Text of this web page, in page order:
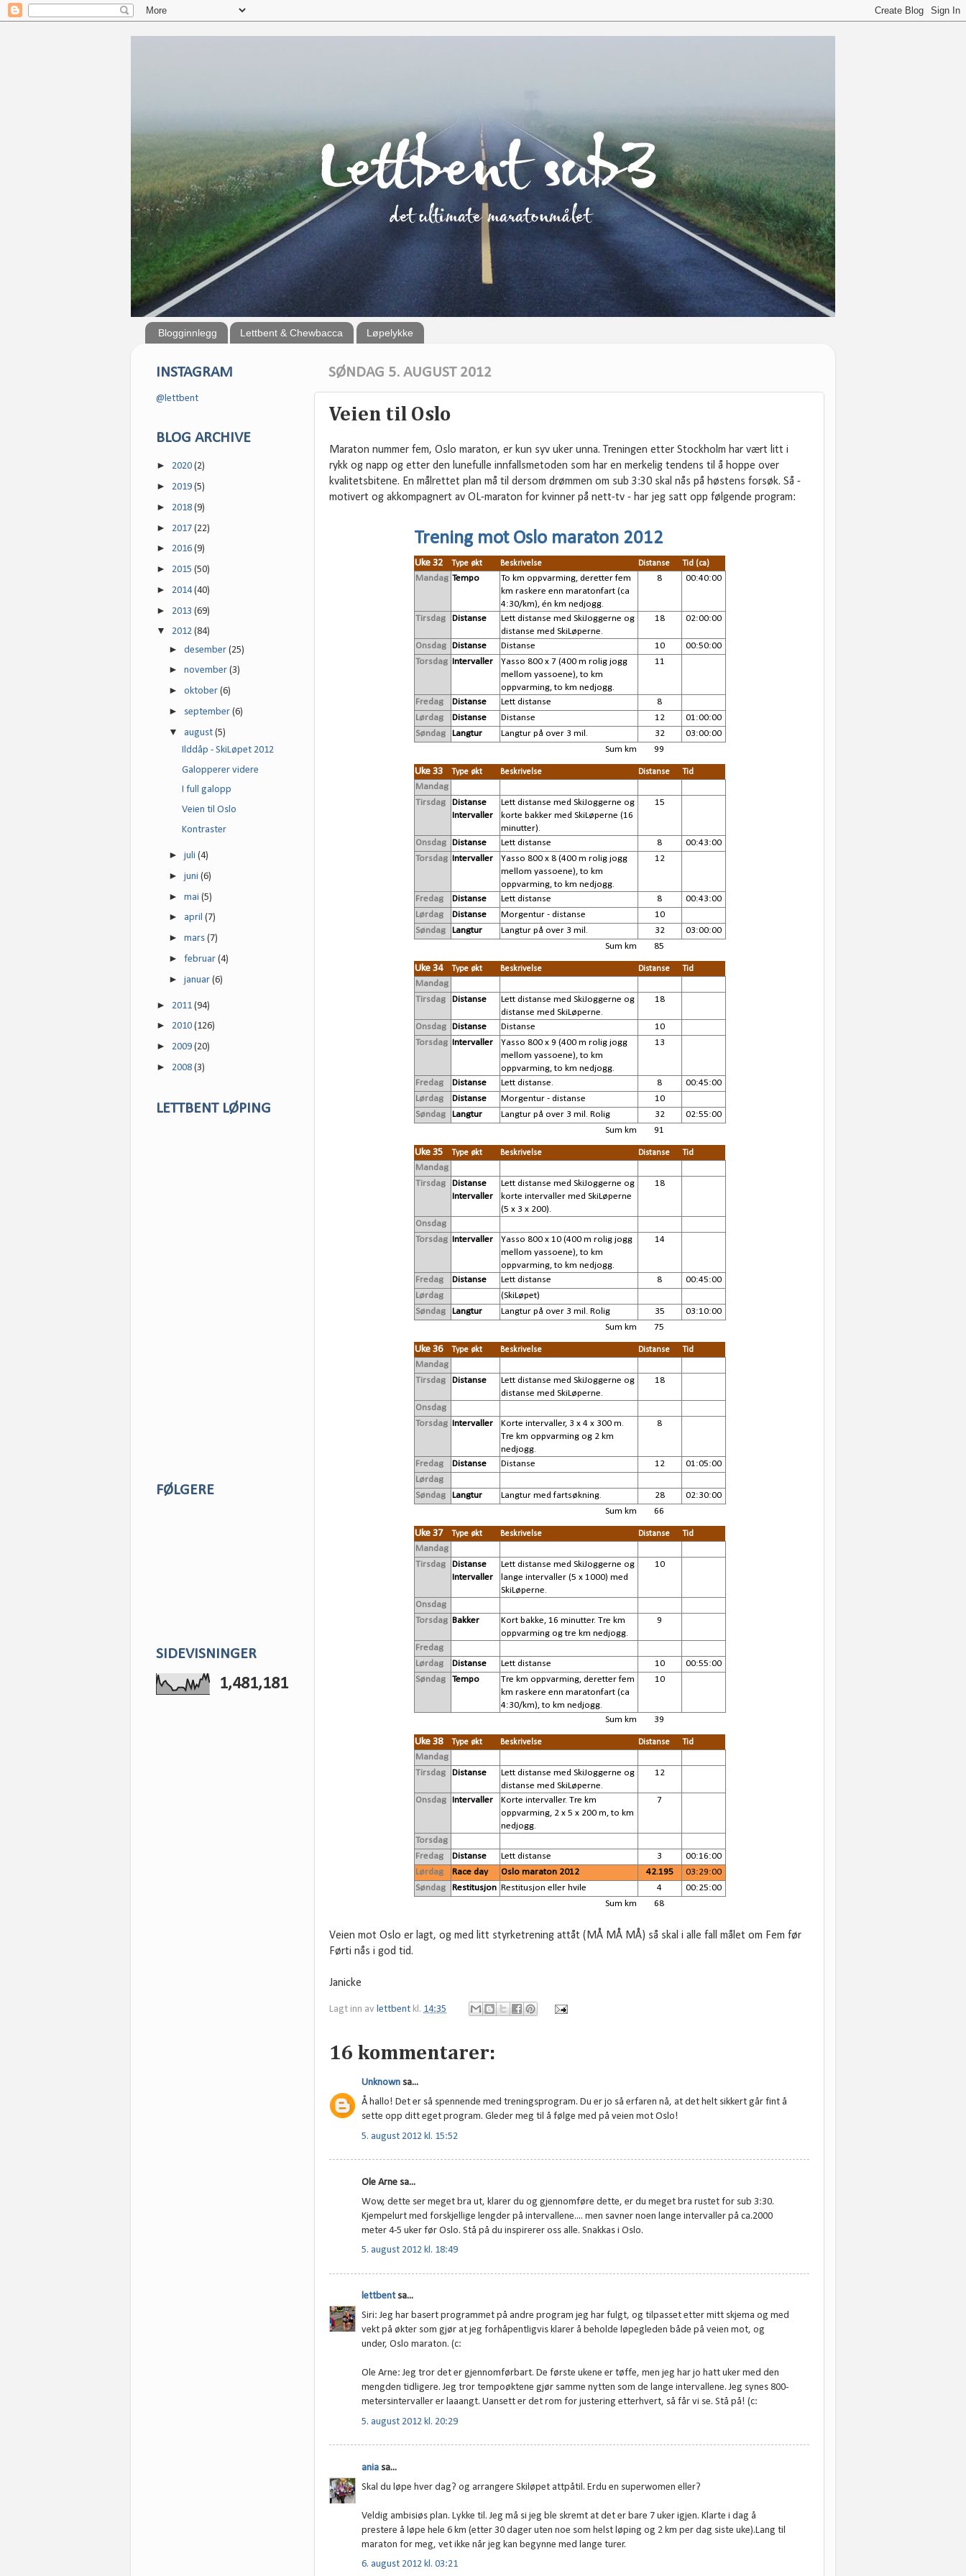
Blogginnlegg Lettbent & Chewbacca Løpelykke
SØNDAG 5. AUGUST 2012
Veien til Oslo
Maraton nummer fem, Oslo maraton, er kun syv uker unna. Treningen etter Stockholm har vært litt i
rykk og napp og etter den lunefulle innfallsmetoden som har en merkelig tendens til å hoppe over
kvalitetsbitene. En målrettet plan må til dersom drømmen om sub 3:30 skal nås på høstens forsøk. Så -
motivert og akkompagnert av OL-maraton for kvinner på nett-tv - har jeg satt opp følgende program:
Trening mot Oslo maraton 2012
Uke 32 Type økt Beskrivelse Distanse Tid (ca)
Mandag Tempo
To km oppvarming, deretter fem
km raskere enn maratonfart (ca
4:30/km), én km nedjogg.
8 00:40:00
Tirsdag Distanse
Lett distanse med SkiJoggerne og
distanse med SkiLøperne.
18 02:00:00
Onsdag Distanse Distanse 10
00:50:00
Torsdag
Intervaller
Yasso 800 x 7 (400 m rolig jogg
mellom yassoene), to km
oppvarming, to km nedjogg.
11
Fredag Distanse Lett distanse
8
Lørdag
Distanse Distanse 12
01:00:00
Søndag
Langtur Langtur på over 3 mil. 32
03:00:00
Sum km
99
Uke 33 Type økt Beskrivelse Distanse Tid
Mandag
Tirsdag
Distanse
Intervaller
Lett distanse med SkiJoggerne og
korte bakker med SkiLøperne (16
minutter).
15
Onsdag Distanse Lett distanse 8
00:43:00
Torsdag
Intervaller
Yasso 800 x 8 (400 m rolig jogg
mellom yassoene), to km
oppvarming, to km nedjogg.
12
Fredag Distanse Lett distanse 8
00:43:00
Lørdag
Distanse Morgentur - distanse
10
Søndag
Langtur Langtur på over 3 mil. 32
03:00:00
Sum km
85
Uke 34 Type økt Beskrivelse Distanse Tid
Mandag
Tirsdag
Distanse
Lett distanse med SkiJoggerne og
distanse med SkiLøperne.
18
Onsdag Distanse Distanse
10
Torsdag
Intervaller
Yasso 800 x 9 (400 m rolig jogg
mellom yassoene), to km
oppvarming, to km nedjogg.
13
Fredag Distanse Lett distanse. 8
00:45:00
Lørdag
Distanse Morgentur - distanse
10
Søndag
Langtur Langtur på over 3 mil. Rolig 32
02:55:00
Sum km
91
Uke 35 Type økt Beskrivelse Distanse Tid
Mandag
Tirsdag
Distanse
Intervaller
Lett distanse med SkiJoggerne og
korte intervaller med SkiLøperne
(5 x 3 x 200).
18
Onsdag
Torsdag
Intervaller
Yasso 800 x 10 (400 m rolig jogg
mellom yassoene), to km
oppvarming, to km nedjogg.
14
Fredag Distanse Lett distanse 8
00:45:00
Lørdag
(SkiLøpet)
Søndag
Langtur Langtur på over 3 mil. Rolig 35
03:10:00
Sum km
75
Uke 36 Type økt Beskrivelse Distanse Tid
Mandag
Tirsdag
Distanse
Lett distanse med SkiJoggerne og
distanse med SkiLøperne.
18
Onsdag
Torsdag
Intervaller
Korte intervaller, 3 x 4 x 300 m.
Tre km oppvarming og 2 km
nedjogg.
8
Fredag Distanse Distanse 12
01:05:00
Lørdag
Søndag
Langtur Langtur med fartsøkning. 28
02:30:00
Sum km
66
Uke 37 Type økt Beskrivelse Distanse Tid
Mandag
Tirsdag
Distanse
Intervaller
Lett distanse med SkiJoggerne og
lange intervaller (5 x 1000) med
SkiLøperne.
10
Onsdag
Torsdag
Bakker
Kort bakke, 16 minutter. Tre km
oppvarming og tre km nedjogg.
9
Fredag
Lørdag
Distanse Lett distanse 10
00:55:00
Søndag
Tempo
Tre km oppvarming, deretter fem
km raskere enn maratonfart (ca
4:30/km), to km nedjogg.
10
Sum km 39
Uke 38 Type økt Beskrivelse Distanse Tid
Mandag
Tirsdag
Distanse
Lett distanse med SkiJoggerne og
distanse med SkiLøperne.
12
Onsdag Intervaller
Korte intervaller. Tre km
oppvarming, 2 x 5 x 200 m, to km
nedjogg.
7
Torsdag
Fredag
Distanse Lett distanse 3
00:16:00
Lørdag
Race day Oslo maraton 2012 42.195
03:29:00
Søndag
Restitusjon Restitusjon eller hvile 4
00:25:00
Sum km
68
Veien mot Oslo er lagt, og med litt styrketrening attåt (MÅ MÅ MÅ) så skal i alle fall målet om Fem før
Førti nås i god tid.
Janicke
Lagt inn av lettbent kl. 14:35
16 kommentarer:
Unknown sa...
Å hallo! Det er så spennende med treningsprogram. Du er jo så erfaren nå, at det helt sikkert går fint å
sette opp ditt eget program. Gleder meg til å følge med på veien mot Oslo!
5. august 2012 kl. 15:52
Ole Arne sa...
Wow, dette ser meget bra ut, klarer du og gjennomføre dette, er du meget bra rustet for sub 3:30.
Kjempelurt med forskjellige lengder på intervallene.... men savner noen lange intervaller på ca.2000
meter 4-5 uker før Oslo. Stå på du inspirerer oss alle. Snakkas i Oslo.
5. august 2012 kl. 18:49
lettbentsa...
Siri: Jeg har basert programmet på andre program jeg har fulgt, og tilpasset etter mitt skjema og med
vekt på økter som gjør at jeg forhåpentligvis klarer å beholde løpegleden både på veien mot, og
under, Oslo maraton. (c:
Ole Arne: Jeg tror det er gjennomførbart. De første ukene er tøffe, men jeg har jo hatt uker med den
mengden tidligere. Jeg tror tempoøktene gjør samme nytten som de lange intervallene. Jeg synes 800-
metersintervaller er laaangt. Uansett er det rom for justering etterhvert, så får vi se. Stå på! (c:
5. august 2012 kl. 20:29
ania sa...
Skal du løpe hver dag? og arrangere Skiløpet attpåtil. Erdu en superwomen eller?
Veldig ambisiøs plan. Lykke til. Jeg må si jeg ble skremt at det er bare 7 uker igjen. Klarte i dag å
prestere å løpe hele 6 km (etter 30 dager uten noe som helst løping og 2 km per dag siste uke).Lang til
maraton for meg, vet ikke når jeg kan begynne med lange turer.
6. august 2012 kl. 03:21
INSTAGRAM
@lettbent
BLOG ARCHIVE
► 2020 (2)
► 2019 (5)
► 2018 (9)
► 2017 (22)
► 2016 (9)
► 2015 (50)
► 2014(40)
► 2013 (69)
▼ 2012 (84)
►desember(25)
►november(3)
►oktober(6)
► september(6)
▼august(5)
Ilddåp - SkiLøpet 2012
Galopperer videre
I full galopp
Veien til Oslo
Kontraster
►juli(4)
►juni(6)
►mai(5)
►april(7)
►mars(7)
►februar(4)
►januar(6)
► 2011 (94)
► 2010 (126)
► 2009 (20)
► 2008 (3)
LETTBENT LØPING
FØLGERE
SIDEVISNINGER
1,481,181